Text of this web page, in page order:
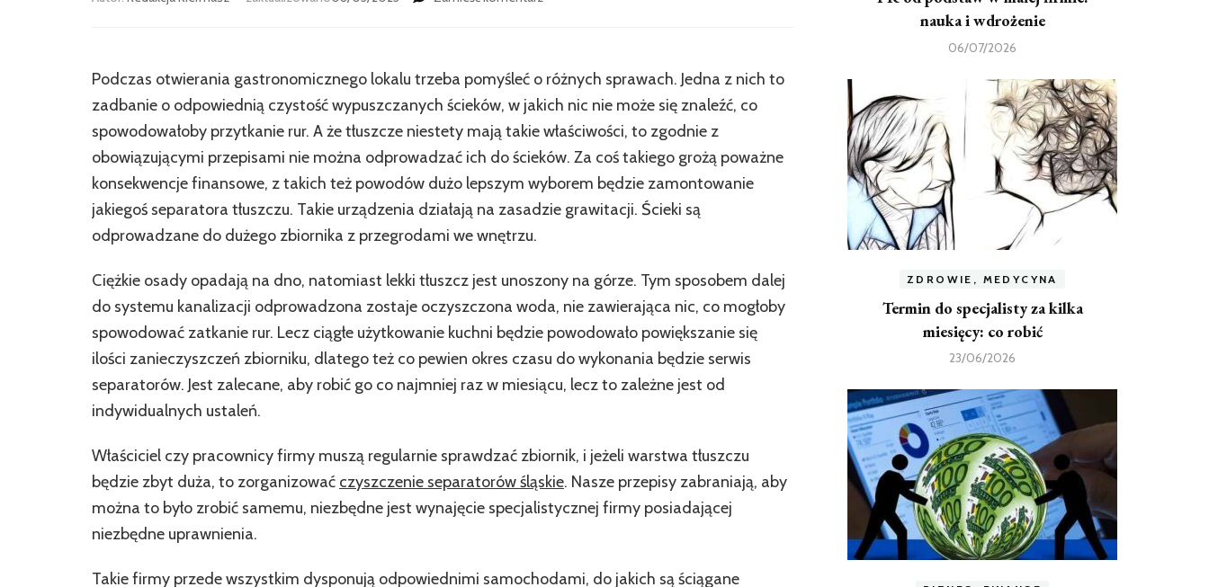
czym
należy
pamiętać
przy
użytkowaniu
Podczas otwierania gastronomicznego lokalu trzeba pomyśleć o różnych sprawach. Jedna z nich to
zadbanie o odpowiednią czystość wypuszczanych ścieków, w jakich nic nie może się znaleźć, co
spowodowałoby przytkanie rur. A że tłuszcze niestety mają takie właściwości, to zgodnie z
obowiązującymi przepisami nie można odprowadzać ich do ścieków. Za coś takiego grożą poważne
konsekwencje finansowe, z takich też powodów dużo lepszym wyborem będzie zamontowanie
jakiegoś separatora tłuszczu. Takie urządzenia działają na zasadzie grawitacji. Ścieki są
odprowadzane do dużego zbiornika z przegrodami we wnętrzu.
Ciężkie osady opadają na dno, natomiast lekki tłuszcz jest unoszony na górze. Tym sposobem dalej
do systemu kanalizacji odprowadzona zostaje oczyszczona woda, nie zawierająca nic, co mogłoby
spowodować zatkanie rur. Lecz ciągłe użytkowanie kuchni będzie powodowało powiększanie się
ilości zanieczyszczeń zbiorniku, dlatego też co pewien okres czasu do wykonania będzie serwis
separatorów. Jest zalecane, aby robić go co najmniej raz w miesiącu, lecz to zależne jest od
indywidualnych ustaleń.
Właściciel czy pracownicy firmy muszą regularnie sprawdzać zbiornik, i jeżeli warstwa tłuszczu
będzie zbyt duża, to zorganizować czyszczenie separatorów śląskie. Nasze przepisy zabraniają, aby
można to było zrobić samemu, niezbędne jest wynajęcie specjalistycznej firmy posiadającej
niezbędne uprawnienia.
Takie firmy przede wszystkim dysponują odpowiednimi samochodami, do jakich są ściągane
nauka i wdrożenie
06/07/2026
ZDROWIE, MEDYCYNA
Termin do specjalisty za kilka
miesięcy: co robić
23/06/2026